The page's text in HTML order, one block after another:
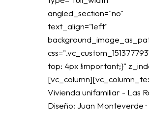
angled_section="no"
text_align="left"
top: 4px !important;}"
Vivienda unifamiliar - Las
Diseño: Juan Monteverde ·